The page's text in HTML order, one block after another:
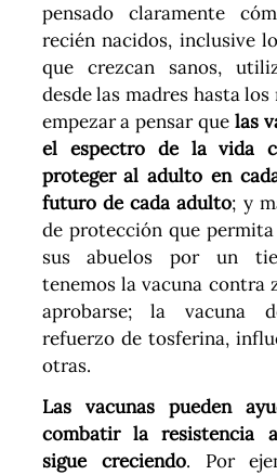
pensado claramente
recién nacidos, inclusive
que crezcan sanos,
desde las madres hasta
empezar a pensar que las
el espectro de la vida
proteger al adulto en
futuro de cada adulto; y
de protección que
sus abuelos por un
tenemos la vacuna contra
aprobarse; la vacuna
refuerzo de tosferina,
otras.
Las vacunas pueden
combatir la resistencia
sigue creciendo. Por